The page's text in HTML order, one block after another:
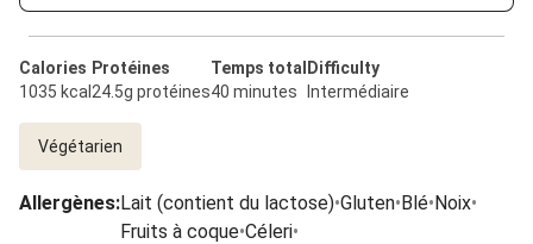
Calories
1035 kcal
Protéines
24.5g protéines
Temps total
40 minutes
Difficulty
Intermédiaire
Végétarien
Allergènes:Lait (contient du lactose)•Gluten•Blé•Noix•
Fruits à coque•Céleri•